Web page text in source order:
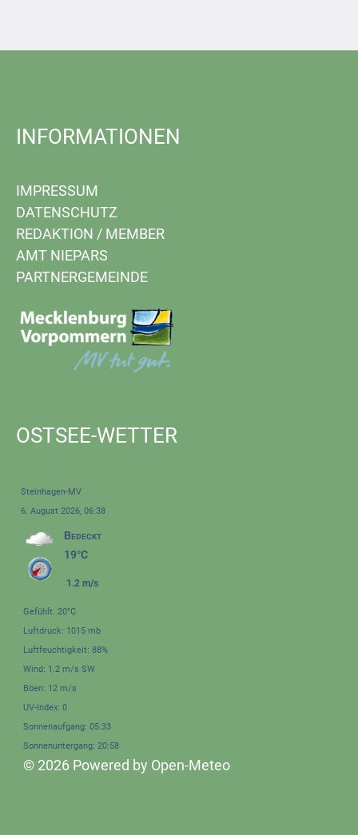
INFORMATIONEN
IMPRESSUM
DATENSCHUTZ
REDAKTION / MEMBER
AMT NIEPARS
PARTNERGEMEINDE
OSTSEE-WETTER
Steinhagen-MV
6. August 2026, 06:38
Bedeckt
19°C
1.2 m/s
Gefühlt: 20°C
Luftdruck: 1015 mb
Luftfeuchtigkeit: 88%
Wind: 1.2 m/s SW
Böen: 12 m/s
UV-Index: 0
Sonnenaufgang: 05:33
Sonnenuntergang: 20:58
© 2026 Powered by Open-Meteo